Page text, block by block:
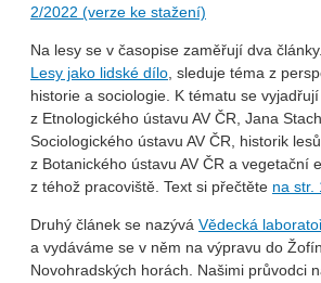
2/2022 (verze ke stažení)
Na lesy se v časopise zaměřují dva
Lesy jako lidské dílo, sleduje téma z
historie a sociologie. K tématu se
z Etnologického ústavu AV ČR, Jana
Sociologického ústavu AV ČR, historik
z Botanického ústavu AV ČR a vegetační
z téhož pracoviště. Text si přečtěte na str.
Druhý článek se nazývá Vědecká
a vydáváme se v něm na výpravu do
Novohradských horách. Našimi průvodci